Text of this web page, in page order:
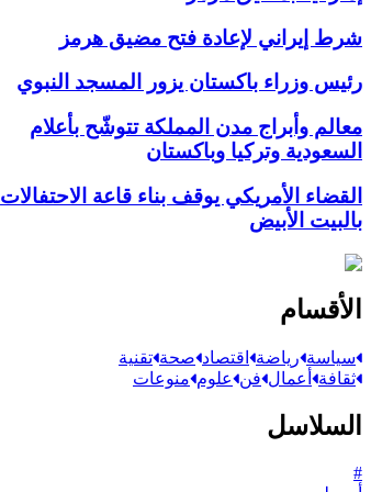
شرط إيراني لإعادة فتح مضيق هرمز
رئيس وزراء باكستان يزور المسجد النبوي
معالم وأبراج مدن المملكة تتوشّح بأعلام
السعودية وتركيا وباكستان
القضاء الأمريكي يوقف بناء قاعة الاحتفالات
بالبيت الأبيض
الأقسام
سياسة رياضة اقتصاد صحة تقنية
ثقافة
أعمال فن علوم منوعات
السلاسل
#